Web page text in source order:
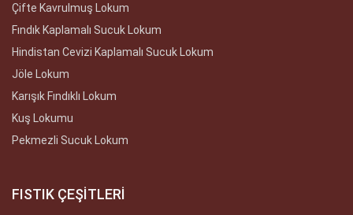
Çifte Kavrulmuş Lokum
Fındık Kaplamalı Sucuk Lokum
Hindistan Cevizi Kaplamalı Sucuk Lokum
Jöle Lokum
Karışık Fındıklı Lokum
Kuş Lokumu
Pekmezli Sucuk Lokum
FISTIK ÇEŞİTLERİ